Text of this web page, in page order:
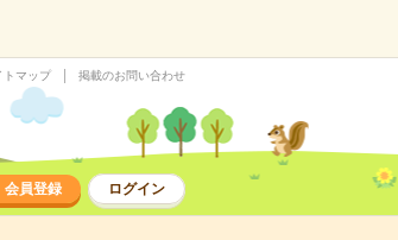
トマップ 掲載のお問い合わせ
会員登録 ログイン